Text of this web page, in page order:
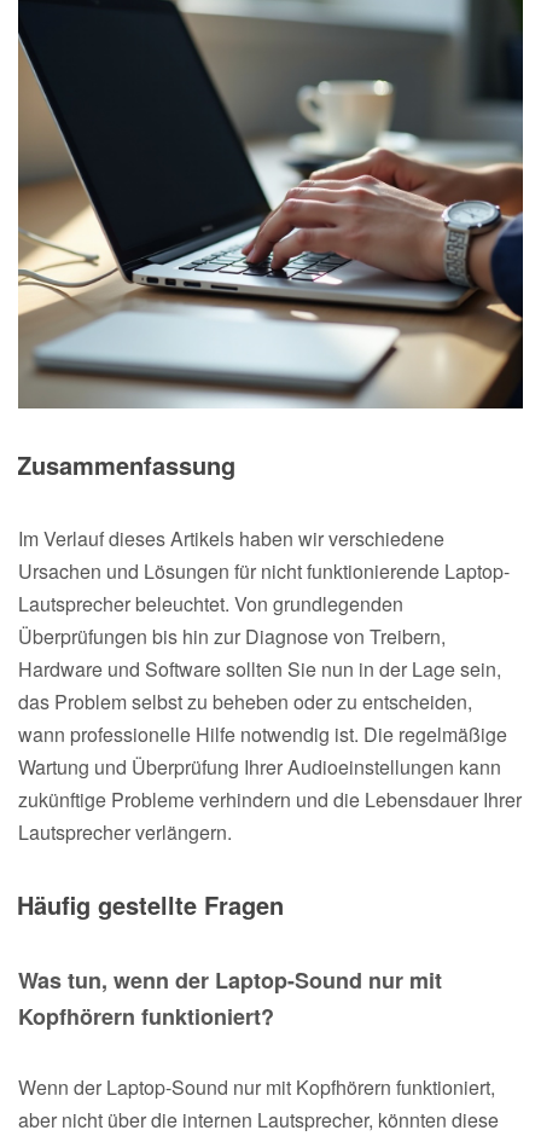
Zusammenfassung
Im Verlauf dieses Artikels haben wir verschiedene
Ursachen und Lösungen für nicht funktionierende Laptop-
Lautsprecher beleuchtet. Von grundlegenden
Überprüfungen bis hin zur Diagnose von Treibern,
Hardware und Software sollten Sie nun in der Lage sein,
das Problem selbst zu beheben oder zu entscheiden,
wann professionelle Hilfe notwendig ist. Die regelmäßige
Wartung und Überprüfung Ihrer Audioeinstellungen kann
zukünftige Probleme verhindern und die Lebensdauer Ihrer
Lautsprecher verlängern.
Häufig gestellte Fragen
Was tun, wenn der Laptop-Sound nur mit
Kopfhörern funktioniert?
Wenn der Laptop-Sound nur mit Kopfhörern funktioniert,
aber nicht über die internen Lautsprecher, könnten diese